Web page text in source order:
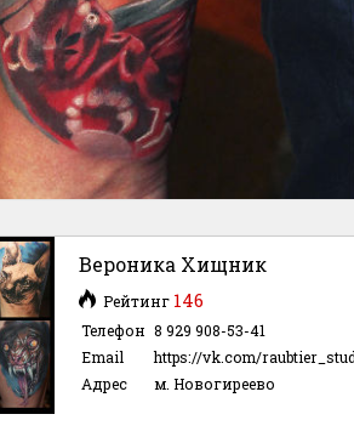
Вероника Хищник
Рейтинг 146
Телефон 8 929 908-53-41
Email
https://vk.com/
Адрес
м. Новогиреево